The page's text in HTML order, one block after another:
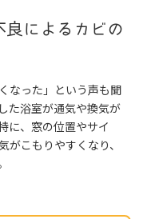
によるカビの
なった」という声も聞
た浴室が通気や換気が
に、窓の位置やサイ
がこもりやすくなり、